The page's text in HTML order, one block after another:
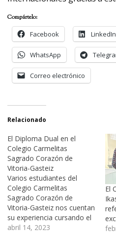
Compártelo:
Facebook
LinkedIn
WhatsApp
Correo electrónico
Relacionado
El Diploma Dual en el
Colegio Carmelitas
Sagrado Corazón de
Vitoria-Gasteiz
Varios estudiantes del
Colegio Carmelitas
Sagrado Corazón de
Vitoria-Gasteiz nos cuentan
su experiencia cursando el
Diploma Dual. El Diploma
abril 14, 2023
El